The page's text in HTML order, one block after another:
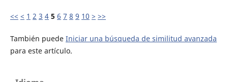
<< < 1 2 3 4 5 6 7 8 9 10 > >>
También puede Iniciar una búsqueda de similitud avanzada
para este artículo.